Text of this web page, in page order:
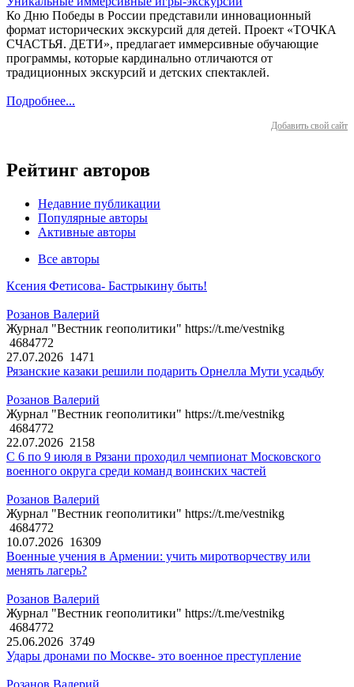
Ко Дню Победы в России представили инновационный
формат исторических экскурсий для детей. Проект «ТОЧКА
СЧАСТЬЯ. ДЕТИ», предлагает иммерсивные обучающие
программы, которые кардинально отличаются от
традиционных экскурсий и детских спектаклей.
Подробнее...
Добавить свой сайт
Рейтинг авторов
Недавние публикации
Популярные авторы
Активные авторы
Все авторы
Ксения Фетисова- Бастрыкину быть!
Розанов Валерий
Журнал "Вестник геополитики" https://t.me/vestnikg
4684772
27.07.2026 1471
Рязанские казаки решили подарить Орнелла Мути усадьбу
Розанов Валерий
Журнал "Вестник геополитики" https://t.me/vestnikg
4684772
22.07.2026 2158
С 6 по 9 июля в Рязани проходил чемпионат Московского
военного округа среди команд воинских частей
Розанов Валерий
Журнал "Вестник геополитики" https://t.me/vestnikg
4684772
10.07.2026 16309
Военные учения в Армении: учить миротворчеству или
менять лагерь?
Розанов Валерий
Журнал "Вестник геополитики" https://t.me/vestnikg
4684772
25.06.2026 3749
Удары дронами по Москве- это военное преступление